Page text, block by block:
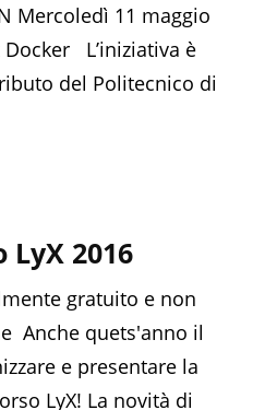
Mercoledì 11 maggio
Docker L’iniziativa è
del Politecnico di
LyX 2016
gratuito e non
Anche quets'anno il
e presentare la
LyX! La novità di